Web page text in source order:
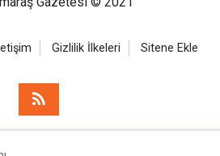
Gizlilik İlkeleri Sitene Ekle